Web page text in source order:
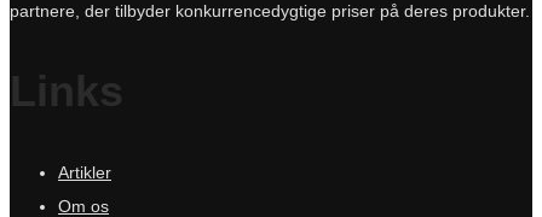
partnere, der tilbyder konkurrencedygtige priser på deres produkter.
Links
Artikler
Om os